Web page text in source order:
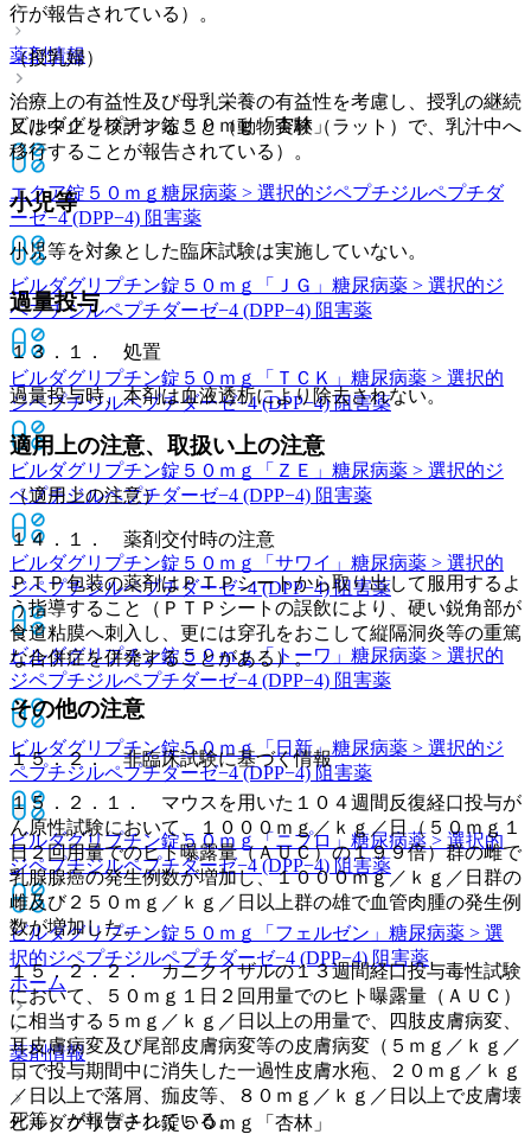
薬剤情報
ビルダグリプチン錠５０ｍｇ「杏林」
エクア錠５０ｍｇ 糖尿病薬 > 選択的ジペプチジルペプチダ
ーゼ−4 (DPP−4) 阻害薬
ビルダグリプチン錠５０ｍｇ「ＪＧ」 糖尿病薬 > 選択的ジ
ペプチジルペプチダーゼ−4 (DPP−4) 阻害薬
ビルダグリプチン錠５０ｍｇ「ＴＣＫ」 糖尿病薬 > 選択的
ジペプチジルペプチダーゼ−4 (DPP−4) 阻害薬
ビルダグリプチン錠５０ｍｇ「ＺＥ」 糖尿病薬 > 選択的ジ
ペプチジルペプチダーゼ−4 (DPP−4) 阻害薬
ビルダグリプチン錠５０ｍｇ「サワイ」 糖尿病薬 > 選択的
ジペプチジルペプチダーゼ−4 (DPP−4) 阻害薬
ビルダグリプチン錠５０ｍｇ「トーワ」 糖尿病薬 > 選択的
ジペプチジルペプチダーゼ−4 (DPP−4) 阻害薬
ビルダグリプチン錠５０ｍｇ「日新」糖尿病薬 > 選択的ジ
ペプチジルペプチダーゼ−4 (DPP−4) 阻害薬
ビルダグリプチン錠５０ｍｇ「ニプロ」 糖尿病薬 > 選択的
ジペプチジルペプチダーゼ−4 (DPP−4) 阻害薬
ビルダグリプチン錠５０ｍｇ「フェルゼン」 糖尿病薬 > 選
択的ジペプチジルペプチダーゼ−4 (DPP−4) 阻害薬
ホーム
薬剤情報
ビルダグリプチン錠５０ｍｇ「杏林」
行が報告されている）。
（授乳婦）
治療上の有益性及び母乳栄養の有益性を考慮し、授乳の継続
又は中止を検討すること（動物実験（ラット）で、乳汁中へ
移行することが報告されている）。
小児等
小児等を対象とした臨床試験は実施していない。
過量投与
１３．１． 処置
過量投与時、本剤は血液透析により除去されない。
適用上の注意、取扱い上の注意
（適用上の注意）
１４．１． 薬剤交付時の注意
ＰＴＰ包装の薬剤はＰＴＰシートから取り出して服用するよ
う指導すること（ＰＴＰシートの誤飲により、硬い鋭角部が
食道粘膜へ刺入し、更には穿孔をおこして縦隔洞炎等の重篤
な合併症を併発することがある）。
その他の注意
１５．２． 非臨床試験に基づく情報
１５．２．１． マウスを用いた１０４週間反復経口投与が
ん原性試験において、１０００ｍｇ／ｋｇ／日（５０ｍｇ１
日２回用量でのヒト曝露量（ＡＵＣ）の１９９倍）群の雌で
乳腺腺癌の発生例数が増加し、１０００ｍｇ／ｋｇ／日群の
雌及び２５０ｍｇ／ｋｇ／日以上群の雄で血管肉腫の発生例
数が増加した。
１５．２．２． カニクイザルの１３週間経口投与毒性試験
において、５０ｍｇ１日２回用量でのヒト曝露量（ＡＵＣ）
に相当する５ｍｇ／ｋｇ／日以上の用量で、四肢皮膚病変、
耳皮膚病変及び尾部皮膚病変等の皮膚病変（５ｍｇ／ｋｇ／
日で投与期間中に消失した一過性皮膚水疱、２０ｍｇ／ｋｇ
／日以上で落屑、痂皮等、８０ｍｇ／ｋｇ／日以上で皮膚壊
死等）が報告されている。